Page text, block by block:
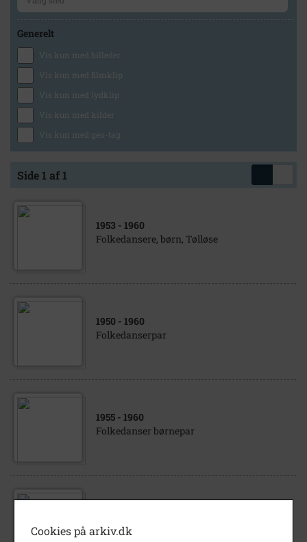
Generelt
Vis kun med billeder
Vis kun med filmklip
Vis kun med lydklip
Vis kun med kilder
Vis kun med geo-tag
Side 1 af 1
1953 - 1960
Folkedansere, børn, Tølløse
1950 - 1960
Folkedanserpar
1955 - 1960
Folkedanser børnepar
Tølløse Liegstouw forening ca. 1940'erne
Cookies på arkiv.dk